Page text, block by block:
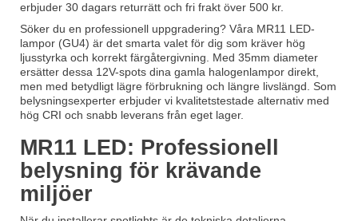
erbjuder 30 dagars returrätt och fri frakt över 500 kr.
Söker du en professionell uppgradering? Våra MR11 LED-
lampor (GU4) är det smarta valet för dig som kräver hög
ljusstyrka och korrekt färgåtergivning. Med 35mm diameter
ersätter dessa 12V-spots dina gamla halogenlampor direkt,
men med betydligt lägre förbrukning och längre livslängd. Som
belysningsexperter erbjuder vi kvalitetstestade alternativ med
hög CRI och snabb leverans från eget lager.
MR11 LED: Professionell
belysning för krävande
miljöer